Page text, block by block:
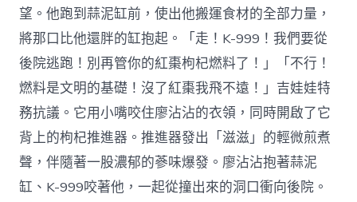
望。他跑到蒜泥缸前，使出他搬運食材的全部力量，
將那口比他還胖的缸抱起。「走！K-999！我們要從
後院逃跑！別再管你的紅棗枸杞燃料了！」「不行！
燃料是文明的基礎！沒了紅棗我飛不遠！」吉娃娃特
務抗議。它用小嘴咬住廖沾沾的衣領，同時開啟了它
背上的枸杞推進器。推進器發出「滋滋」的輕微煎煮
聲，伴隨著一股濃郁的蔘味爆發。廖沾沾抱著蒜泥
缸、K-999咬著他，一起從撞出來的洞口衝向後院。